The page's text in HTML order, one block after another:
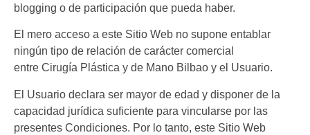
blogging o de participación que pueda haber.
El mero acceso a este Sitio Web no supone entablar
ningún tipo de relación de carácter comercial
entre Cirugía Plástica y de Mano Bilbao y el Usuario.
El Usuario declara ser mayor de edad y disponer de la
capacidad jurídica suficiente para vincularse por las
presentes Condiciones. Por lo tanto, este Sitio Web